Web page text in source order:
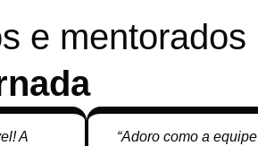
e mentorados
A
“Adoro como a equipe